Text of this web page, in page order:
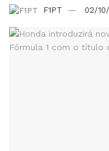
F1PT 02/